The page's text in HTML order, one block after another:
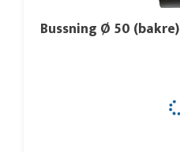
Bussning Ø 50 (bakre)